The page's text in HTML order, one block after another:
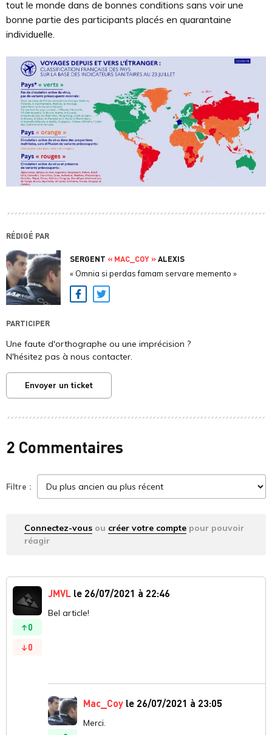
tout le monde dans de bonnes conditions sans voir une
bonne partie des participants placés en quarantaine
individuelle.
RÉDIGÉ PAR
SERGENT « MAC_COY »ALEXIS
« Omnia si perdas famam servare memento »
Facebook
Twitter
PARTICIPER
Une faute d'orthographe ou une imprécision ?
N'hésitez pas à nous contacter.
Envoyer un ticket
2 Commentaires
Filtre :
Connectez-vous ou créer votre compte pour pouvoir
réagir
0
0
JMVL le 26/07/2021 à 22:46
Bel article!
Mac_Coy le 26/07/2021 à 23:05
Merci.